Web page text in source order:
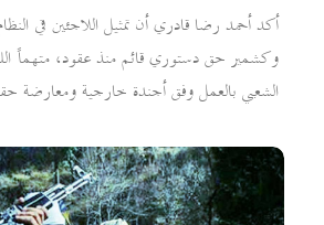
أكد أحمد رضا قادري أن تمثيل اللاجئين في
وكشمير حق دستوري قائم منذ عقود، متهماً
الشعبي بالعمل وفق أجندة خارجية ومعارضة